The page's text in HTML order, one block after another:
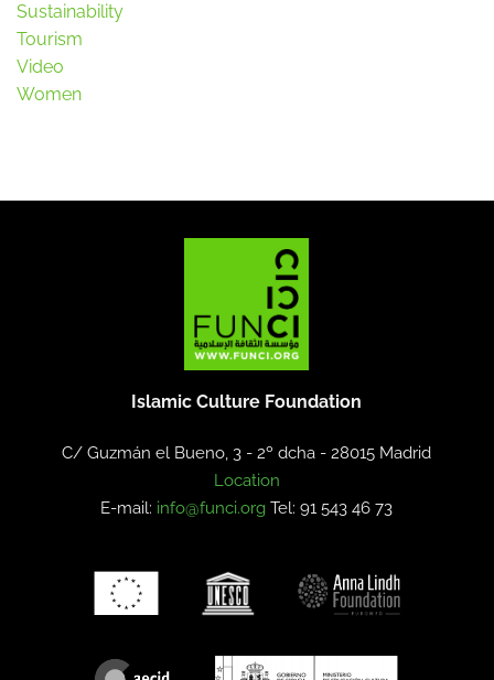
Sustainability
Tourism
Video
Women
Islamic Culture Foundation
C/ Guzmán el Bueno, 3 - 2º dcha -28015 Madrid
Location
E-mail: info@funci.org Tel: 91 543 46 73